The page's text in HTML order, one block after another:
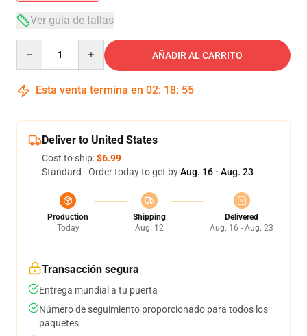
Ver guía de tallas
AÑADIR AL CARRITO
Esta venta termina en 02: 18: 54
Deliver to United States
Cost to ship:$6.99
Standard - Order today to get byAug. 16 - Aug. 23
Production
Today
Shipping
Aug. 12
Delivered
Aug. 16 - Aug. 23
Transacción segura
Entrega mundial a tu puerta
Número de seguimiento proporcionado para todos los
paquetes